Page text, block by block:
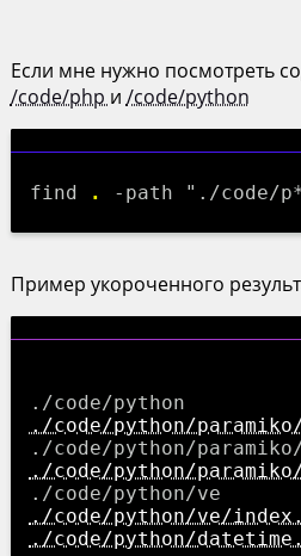
Если мне нужно посмотреть
/code/php и /code/python
find . -path "./code/
Пример укороченного
./code/python/
./code/python/
./code/python/ve/
./code/python/